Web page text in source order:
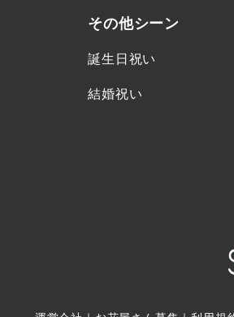
その他シーン
誕生日祝い
結婚祝い